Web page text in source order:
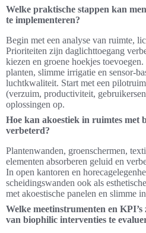
Welke praktische stappen kan
te implementeren?
Begin met een analyse van ruimte,
Prioriteiten zijn daglichttoegang
kiezen en groene hoekjes
planten, slimme irrigatie en sensor-
luchtkwaliteit. Start met een
(verzuim, productiviteit,
oplossingen op.
Hoe kan akoestiek in ruimtes met
verbeterd?
Plantenwanden, groenschermen,
elementen absorberen geluid en
In open kantoren en
scheidingswanden ook als
met akoestische panelen en slimme
Welke meetinstrumenten en
van biophilic interventies te